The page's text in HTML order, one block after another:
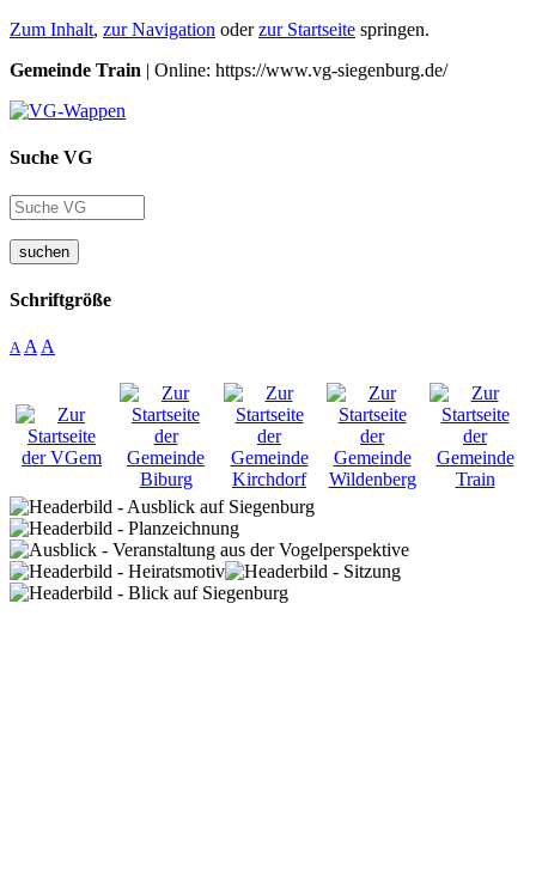
Zum Inhalt, zur Navigation oderzur Startseite springen.
Gemeinde Train | Online: https://www.vg-siegenburg.de/
Suche VG
suchen
Schriftgröße
A A A